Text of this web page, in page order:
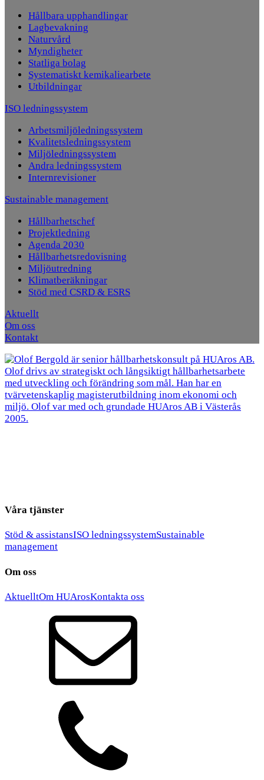
Hållbara upphandlingar
Lagbevakning
Naturvård
Myndigheter
Statliga bolag
Systematiskt kemikaliearbete
Utbildningar
ISO ledningssystem
Arbetsmiljöledningssystem
Kvalitetsledningssystem
Miljöledningssystem
Andra ledningssystem
Internrevisioner
Sustainable management
Hållbarhetschef
Projektledning
Agenda 2030
Hållbarhetsredovisning
Miljöutredning
Klimatberäkningar
Stöd med CSRD & ESRS
Aktuellt
Om oss
Kontakt
Våra tjänster
Stöd & assistansISO ledningssystemSustainable
management
Om oss
AktuelltOm HUArosKontakta oss